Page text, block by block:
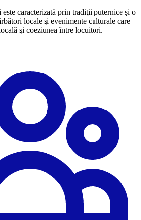
caracterizată prin tradiţii puternice şi o
locale şi evenimente culturale care
şi coeziunea între locuitori.